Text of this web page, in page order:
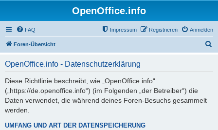
OpenOffice.info
FAQ Anmelden
Registrieren
Impressum
Foren-Übersicht
OpenOffice.info - Datenschutzerklärung
Diese Richtlinie beschreibt, wie „OpenOffice.info“
(„https://de.openoffice.info“) (im Folgenden „der Betreiber“) die
Daten verwendet, die während deines Foren-Besuchs gesammelt
werden.
UMFANG UND ART DER DATENSPEICHERUNG